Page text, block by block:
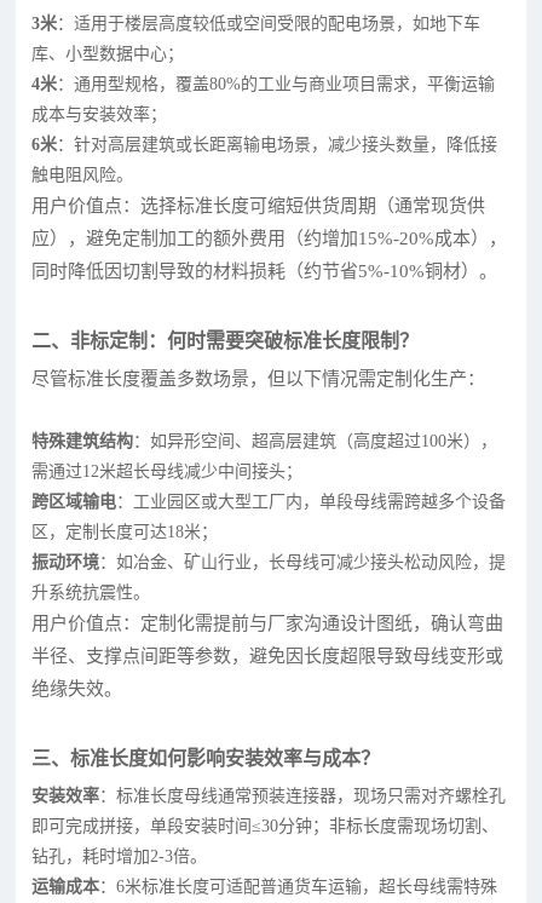
3米：适用于楼层高度较低或空间受限的配电场景，如地下车
库、小型数据中心；
4米：通用型规格，覆盖80%的工业与商业项目需求，平衡运输
成本与安装效率；
6米：针对高层建筑或长距离输电场景，减少接头数量，降低接
触电阻风险。
用户价值点：选择标准长度可缩短供货周期（通常现货供
应），避免定制加工的额外费用（约增加15%-20%成本），
同时降低因切割导致的材料损耗（约节省5%-10%铜材）。
二、非标定制：何时需要突破标准长度限制？
尽管标准长度覆盖多数场景，但以下情况需定制化生产：
特殊建筑结构：如异形空间、超高层建筑（高度超过100米），
需通过12米超长母线减少中间接头；
跨区域输电：工业园区或大型工厂内，单段母线需跨越多个设备
区，定制长度可达18米；
振动环境：如冶金、矿山行业，长母线可减少接头松动风险，提
升系统抗震性。
用户价值点：定制化需提前与厂家沟通设计图纸，确认弯曲
半径、支撑点间距等参数，避免因长度超限导致母线变形或
绝缘失效。
三、标准长度如何影响安装效率与成本？
安装效率：标准长度母线通常预装连接器，现场只需对齐螺栓孔
即可完成拼接，单段安装时间≤30分钟；非标长度需现场切割、
钻孔，耗时增加2-3倍。
运输成本：6米标准长度可适配普通货车运输，超长母线需特殊